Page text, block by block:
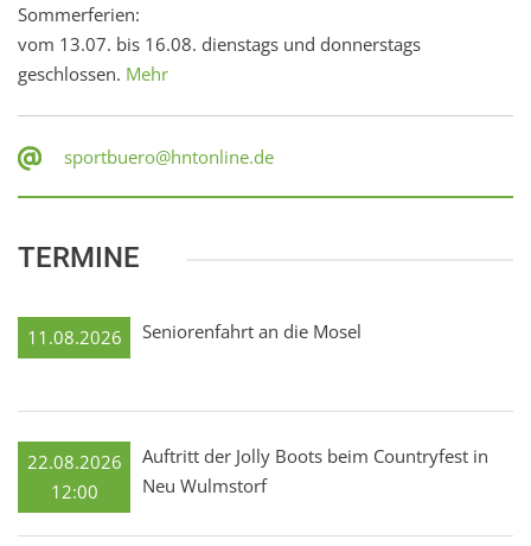
Sommerferien:
vom 13.07. bis 16.08. dienstags und donnerstags
geschlossen. Mehr
sportbuero@hntonline.de
TERMINE
11.08.2026 Seniorenfahrt an die Mosel
22.08.2026
12:00
Auftritt der Jolly Boots beim Countryfest in
Neu Wulmstorf